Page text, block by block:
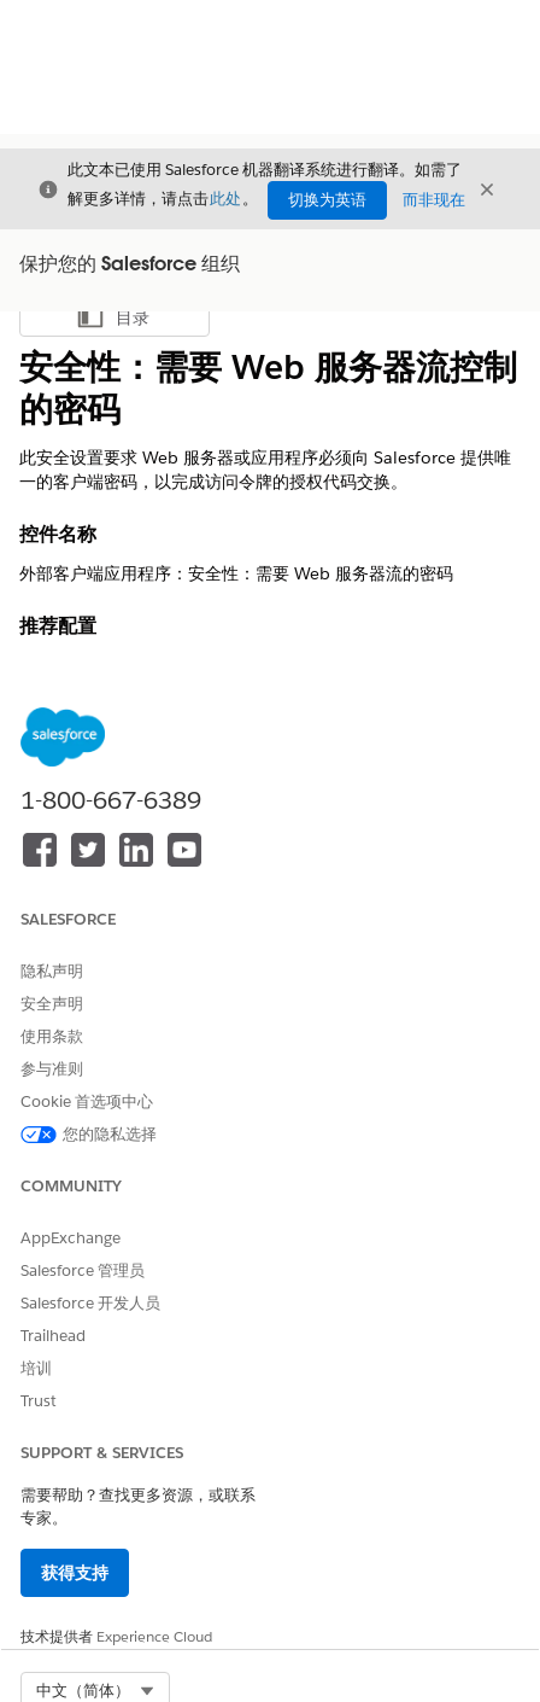
关闭
此文本已使用 Salesforce 机器翻译系统进行翻译。如需了
解更多详情，请点击此处。 切换为英语 而非现在 关闭
保护您的 Salesforce 组织
显示目录
目录
安全性：需要 Web 服务器流控制
的密码
此安全设置要求 Web 服务器或应用程序必须向 Salesforce 提供唯
一的客户端密码，以完成访问令牌的授权代码交换。
控件名称
外部客户端应用程序：安全性：需要 Web 服务器流的密码
推荐配置
控制概览
此安全设置要求 Web 服务器或应用程序必须向 Salesforce 提供唯
安全风险（如果未配置）
如果没有所需的密码，Web 服务器流仅依赖于授权代码，该代码可
的操作者为会话交换。
威胁场景
攻击者从用户的重定向 URI 获取有效的授权代码，并成功模拟应用
程序请求访问令牌，因为 Salesforce 端点不需要辅助服务器端身份
验证。
估计的 CVSS 得分范围
允许无秘密 Web 服务器流允许广泛的会话劫持和未经授权的数据访
问，因为请求应用程序的身份在令牌交换期间永远不会经过加密或
管理验证。
高风险
者会提供多个向量来观察和窃取传输中的授权代码。
低风险
如果应用程序已经为每个事务强制实施代码交换验证密钥 (PKCE)，
因为这会将授权代码绑定到攻击者未知的高熵验证器。
业务和集成注意事项
架构能够安全地存储和传输密码，而不会将其暴露给客户端浏览
1-800-667-6389
SALESFORCE
隐私声明
安全声明
使用条款
参与准则
Cookie 首选项中心
您的隐私选择
COMMUNITY
AppExchange
Salesforce 管理员
Salesforce 开发人员
Trailhead
培训
Trust
SUPPORT & SERVICES
需要帮助？查找更多资源，或联系
专家。
获得支持
技术提供者 Experience Cloud
中文（简体）